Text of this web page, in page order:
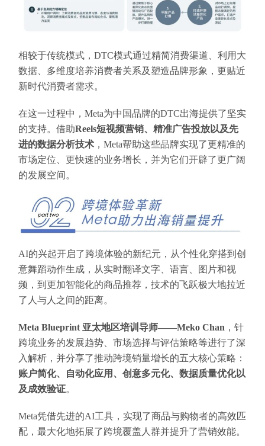
相较于传统模式，DTC模式通过精简消费渠道、利用大
数据、多维度培养消费者关系及塑造品牌形象，更贴近
新时代消费者需求。
在这一过程中，Meta为中国品牌的DTC出海提供了坚实
的支持。借助Reels短视频营销、精准广告投放以及先
进的数据分析技术 ，Meta帮助这些品牌实现了更精准的
市场定位、更快速的业务增长，并为它们开辟了更广阔
的发展空间。
AI的兴起开启了跨境体验的新纪元，从个性化穿搭到创
意舞蹈动作生成，从实时翻译文字、语言、图片和视
频，到更加智能化的商品推荐，技术的飞跃极大地拉近
了人与人之间的距离。
Meta Blueprint 亚太地区培训导师——Meko Chan ，针
跨境业务的发展趋势、市场选择与评估策略等进行了深
入解析，并分享了推动跨境销量增长的五大核心策略：
账户简化、自动化应用、创意多元化、数据质量优化以
及成效验证。
Meta凭借先进的AI工具，实现了商品与购物者的高效匹
配，最大化地拓展了跨境覆盖人群并提升了营销效能。